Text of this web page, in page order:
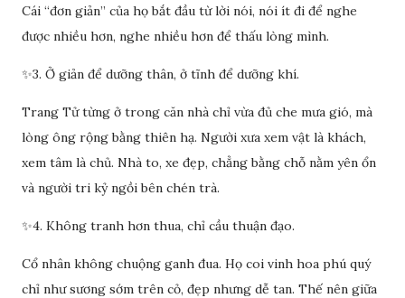
Cái “đơn giản” của họ bắt đầu từ lời nói, nói ít đi để nghe
được nhiều hơn, nghe nhiều hơn để thấu lòng mình.
✨3. Ở giản để dưỡng thân, ở tĩnh để dưỡng khí.
Trang Tử từng ở trong căn nhà chỉ vừa đủ che mưa gió, mà
lòng ông rộng bằng thiên hạ. Người xưa xem vật là khách,
xem tâm là chủ. Nhà to, xe đẹp, chẳng bằng chỗ nằm yên ổn
và người tri kỷ ngồi bên chén trà.
✨4. Không tranh hơn thua, chỉ cầu thuận đạo.
Cổ nhân không chuộng ganh đua. Họ coi vinh hoa phú quý
chỉ như sương sớm trên cỏ, đẹp nhưng dễ tan. Thế nên giữa